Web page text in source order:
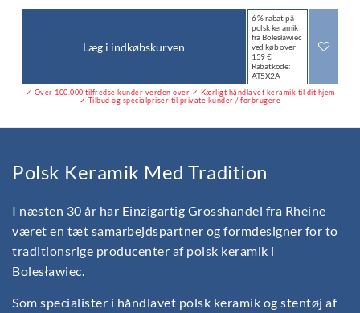
Læg i indkøbskurven
6 % rabat på
polsk keramik
fra Bolesławiec
ved køb over
159 €
Rabatkode:
AT5X2A
✓ Over 100.000 tilfredse kunder verden over ✓ Kærligt håndlavet keramik til dit hjem
✓ Tilbud og specialpriser til private kunder / forbrugere
Polsk Keramik Med Tradition
I næsten 30 år har Einzigartig Grosshandel fra Rheine
været en tæt samarbejdspartner og formdesigner for to
traditionsrige producenter af polsk keramik i
Bolesławiec.
Som specialister i håndlavet polsk keramik og stentøj af